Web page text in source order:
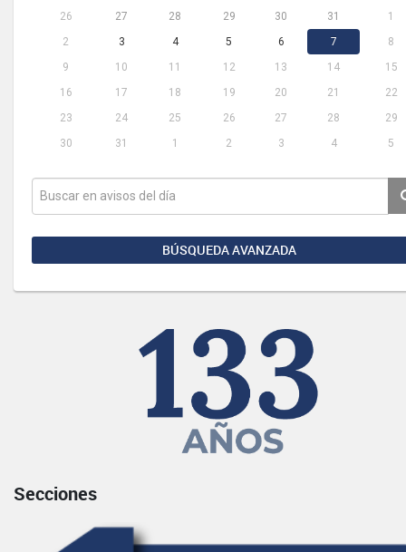
26 27 28 29 30 31
1
2
3 4 5 6 7
8
9
10 11 12 13 14
15
16
17 18 19 20 21
22
23
24 25 26 27 28
29
30
31 1 2 3 4 5
BÚSQUEDA AVANZADA
Secciones